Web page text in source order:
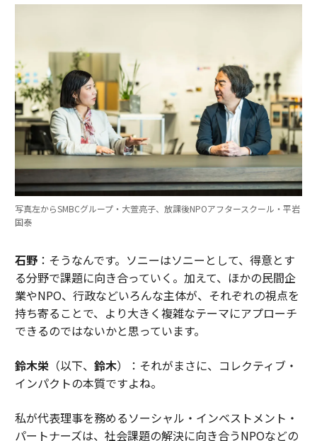
写真左からSMBCグループ・大萱亮子、放課後NPOアフタースクール・平岩
国泰
石野：そうなんです。ソニーはソニーとして、得意とす
る分野で課題に向き合っていく。加えて、ほかの民間企
業やNPO、行政などいろんな主体が、それぞれの視点を
持ち寄ることで、より大きく複雑なテーマにアプローチ
できるのではないかと思っています。
鈴木栄 （以下、 鈴木）：それがまさに、コレクティブ・
インパクトの本質ですよね。
私が代表理事を務めるソーシャル・インベストメント・
パートナーズは、社会課題の解決に向き合うNPOなどの